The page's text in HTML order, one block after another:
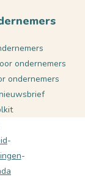
ondernemers
ondernemers